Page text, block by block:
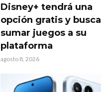
Disney+ tendrá una
opción gratis y busca
sumar juegos a su
plataforma
agosto 8, 2026